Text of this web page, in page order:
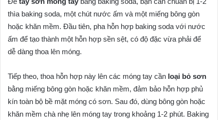
thìa baking soda, một chút nước ấm và một miếng bông gòn
hoặc khăn mềm. Đầu tiên, pha hỗn hợp baking soda với nước
ấm để tạo thành một hỗn hợp sền sệt, có độ đặc vừa phải để
dễ dàng thoa lên móng.
Tiếp theo, thoa hỗn hợp này lên các móng tay cần loại bỏ sơn
bằng miếng bông gòn hoặc khăn mềm, đảm bảo hỗn hợp phủ
kín toàn bộ bề mặt móng có sơn. Sau đó, dùng bông gòn hoặc
khăn mềm chà nhẹ lên móng tay trong khoảng 1-2 phút. Baking